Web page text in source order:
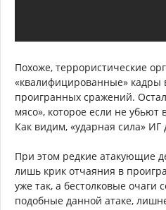
Похоже, террористические
«квалифицированные» кадры
проигранных сражений.
мясо», которое если не убьют
Как видим, «ударная сила» ИГ
При этом редкие атакующие
лишь крик отчаяния в
уже так, а бестолковые очаги
подобные данной атаке,